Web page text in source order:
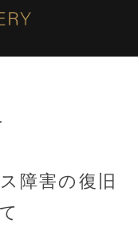
障害の復旧